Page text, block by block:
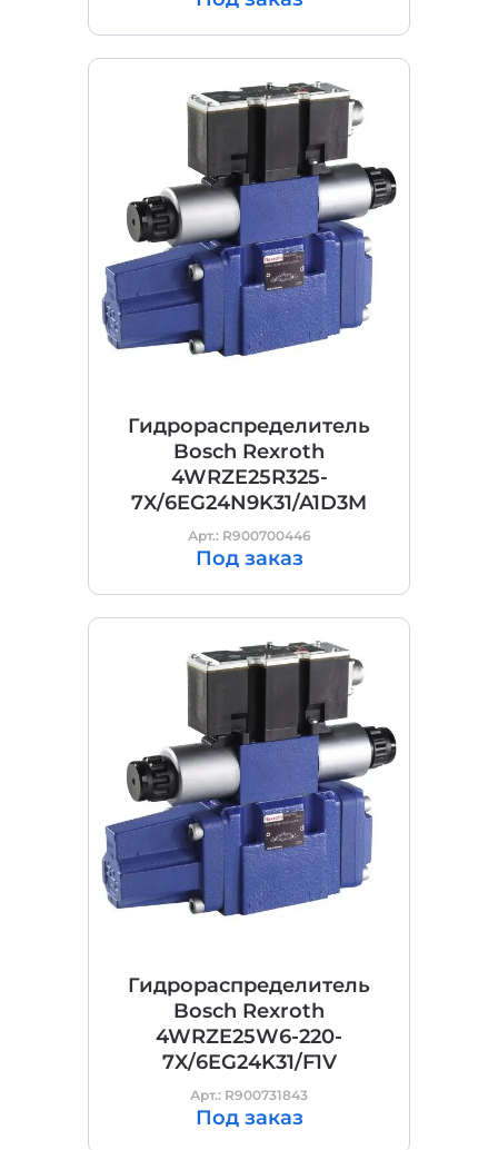
Гидрораспределитель
Bosch Rexroth
4WRZE25R325-
7X/6EG24N9K31/A1D3M
Арт.: R900700446
Под заказ
Гидрораспределитель
Bosch Rexroth
4WRZE25W6-220-
7X/6EG24K31/F1V
Арт.: R900731843
Под заказ